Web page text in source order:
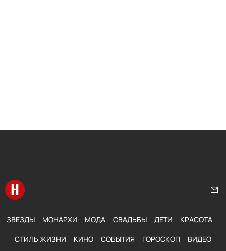
Перейти на главную
ЗВЕЗДЫ МОНАРХИ МОДА СВАДЬБЫ ДЕТИ КРАСОТА
СТИЛЬ ЖИЗНИ КИНО СОБЫТИЯ ГОРОСКОП ВИДЕО